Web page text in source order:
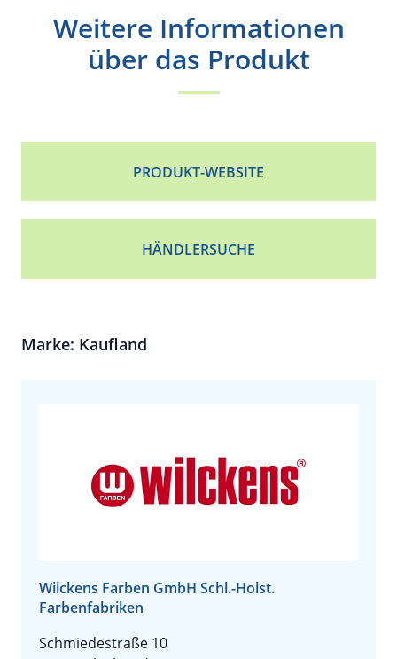
Weitere Informationen
über das Produkt
PRODUKT-WEBSITE
HÄNDLERSUCHE
Marke: Kaufland
Wilckens Farben GmbH Schl.-Holst.
Farbenfabriken
Schmiedestraße 10